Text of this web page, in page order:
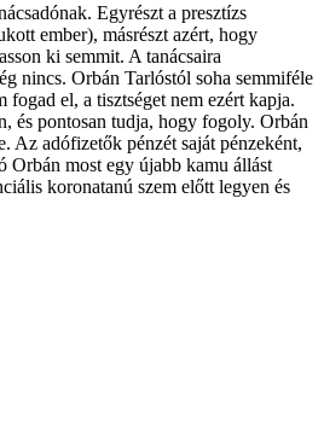
Egyrészt a presztízs
ember), másrészt azért, hogy
ki semmit. A tanácsaira
nincs. Orbán Tarlóstól soha semmiféle
fogad el, a tisztséget nem ezért kapja.
és pontosan tudja, hogy fogoly. Orbán
Az adófizetők pénzét saját pénzeként,
Orbán most egy újabb kamu állást
koronatanú szem előtt legyen és